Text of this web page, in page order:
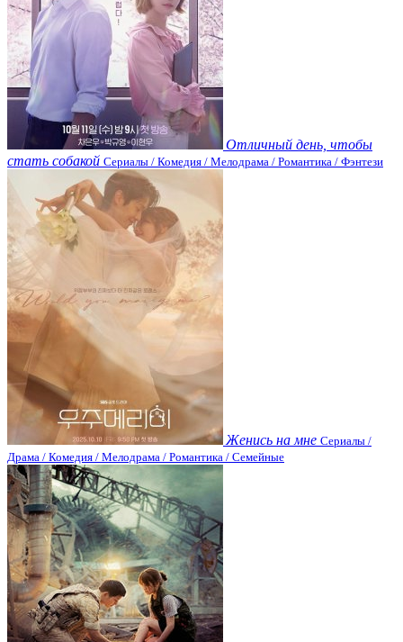
Отличный день, чтобы
стать собакой Сериалы / Комедия / Мелодрама / Романтика / Фэнтези
Женись на мне Сериалы /
Драма / Комедия / Мелодрама / Романтика / Семейные